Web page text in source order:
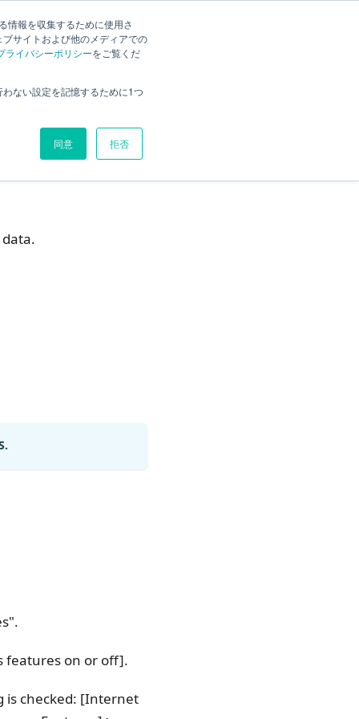
情報を収集するために使用さ
サイトおよび他のメディアでの
ライバシーポリシーをご覧くだ
ない設定を記憶するために1つ
同意 拒否
Current English
data
features on or off].
is checked: [Internet